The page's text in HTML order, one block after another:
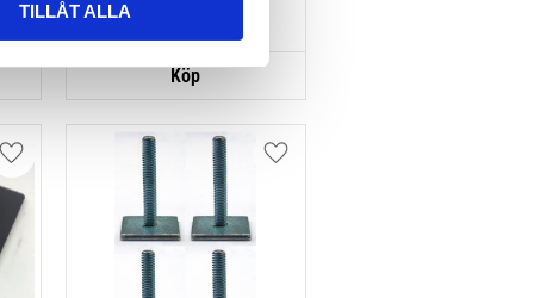
TILLÅT ALLA
695kr
Lägg till i favoriter Lägg till i favoriter